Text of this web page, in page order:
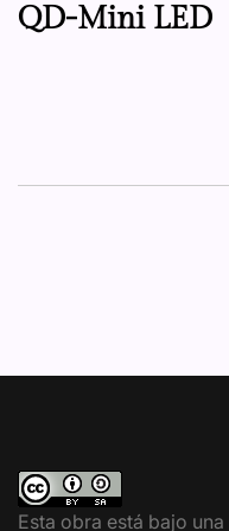
QD-Mini LED
Esta obra está bajo una